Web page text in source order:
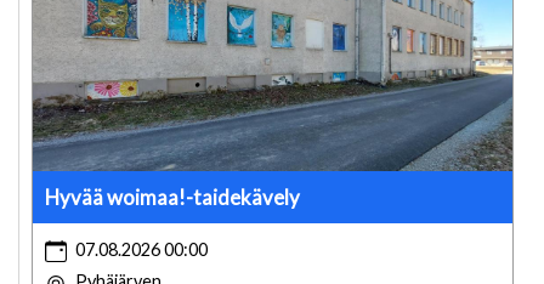
Hyvää woimaa!-taidekävely
07.08.2026 00:00